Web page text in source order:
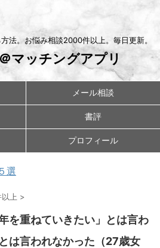
法。お悩み相談2000件以上。毎日更新。
マッチングアプリ
メール相談
書評
プロフィール
選
上 >
を重ねていきたい」とは言わ
は言われなかった（27歳女